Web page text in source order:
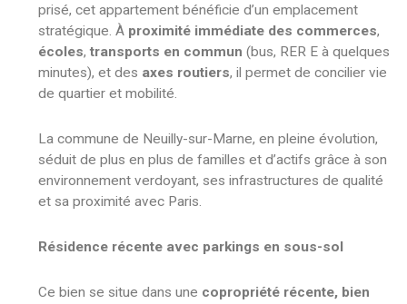
prisé, cet appartement bénéficie d’un emplacement
stratégique. À proximité immédiate des commerces,
écoles, transports en commun (bus, RER E à quelques
minutes), et des axes routiers, il permet de concilier vie
de quartier et mobilité.
La commune de Neuilly-sur-Marne, en pleine évolution,
séduit de plus en plus de familles et d’actifs grâce à son
environnement verdoyant, ses infrastructures de qualité
et sa proximité avec Paris.
Résidence récente avec parkings en sous-sol
Ce bien se situe dans une copropriété récente, bien